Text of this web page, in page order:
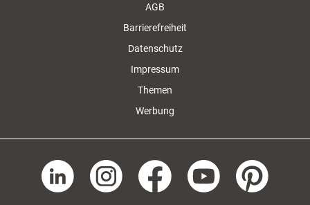
AGB
Barrierefreiheit
Datenschutz
Impressum
Themen
Werbung